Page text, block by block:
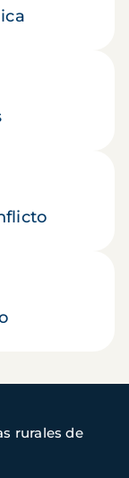
rurales de